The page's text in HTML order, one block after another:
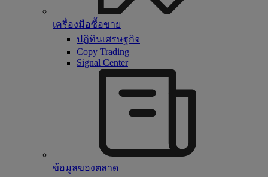
เครื่องมือซื้อขาย
ปฏิทินเศรษฐกิจ
Copy Trading
Signal Center
ข้อมูลของตลาด